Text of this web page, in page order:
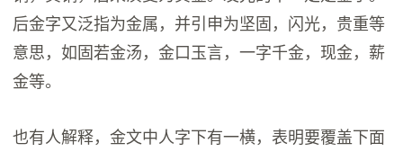
后金字又泛指为金属，并引申为坚固，闪光，贵重等
意思，如固若金汤，金口玉言，一字千金，现金，薪
金等。
也有人解释，金文中人字下有一横，表明要覆盖下面